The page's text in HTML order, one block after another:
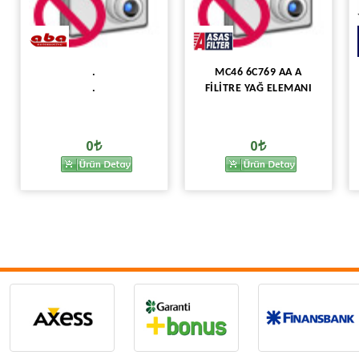
.
.
0
MC46 6C769 AA A
FİLİTRE YAĞ ELEMANI
0